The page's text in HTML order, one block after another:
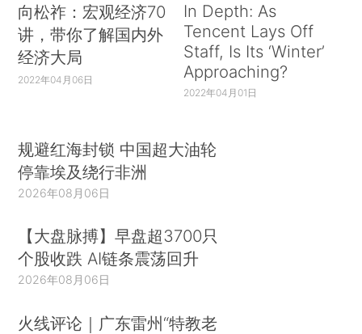
向松祚：宏观经济70
讲，带你了解国内外
经济大局
2022年04月06日
In Depth: As
Tencent Lays Off
Staff, Is Its ‘Winter’
Approaching?
2022年04月01日
规避红海封锁 中国超大油轮
停靠埃及绕行非洲
2026年08月06日
【大盘脉搏】早盘超3700只
个股收跌 AI链条震荡回升
2026年08月06日
火线评论｜广东雷州“特教老